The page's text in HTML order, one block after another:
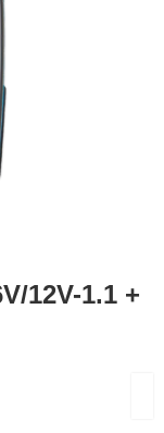
12V-1.1 +